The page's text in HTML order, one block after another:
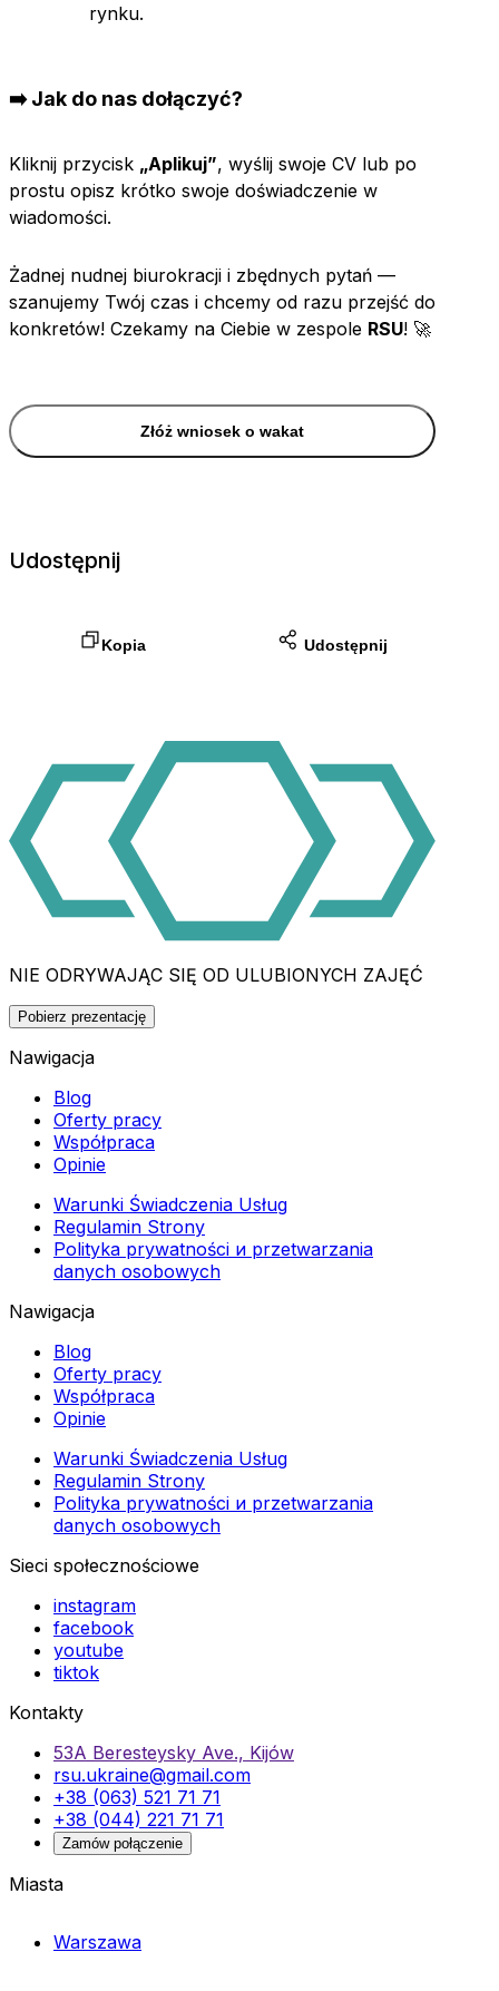
rynku.
➡️ Jak do nas dołączyć?
Kliknij przycisk „Aplikuj”, wyślij swoje CV lub po
prostu opisz krótko swoje doświadczenie w
wiadomości.
Żadnej nudnej biurokracji i zbędnych pytań —
szanujemy Twój czas i chcemy od razu przejść do
konkretów! Czekamy na Ciebie w zespole RSU! 🚀
Złóż wniosek o wakat
Udostępnij
Kopia Udostępnij
NIE ODRYWAJĄC SIĘ OD ULUBIONYCH ZAJĘĆ
Pobierz prezentację
Nawigacja
Blog
Oferty pracy
Współpraca
Opinie
Warunki Świadczenia Usług
Regulamin Strony
Polityka prywatności и przetwarzania
danych osobowych
Nawigacja
Blog
Oferty pracy
Współpraca
Opinie
Warunki Świadczenia Usług
Regulamin Strony
Polityka prywatności и przetwarzania
danych osobowych
Sieci społecznościowe
instagram
facebook
youtube
tiktok
Kontakty
53A Beresteysky Ave., Kijów
rsu.ukraine@gmail.com
+38 (063) 521 71 71
+38 (044) 221 71 71
Zamów połączenie
Miasta
Warszawa